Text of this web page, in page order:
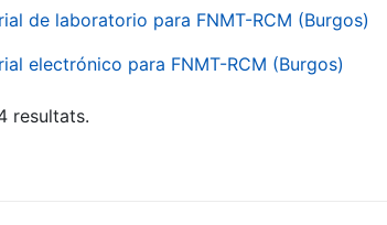
de laboratorio para FNMT-RCM (Burgos)
electrónico para FNMT-RCM (Burgos)
resultats.